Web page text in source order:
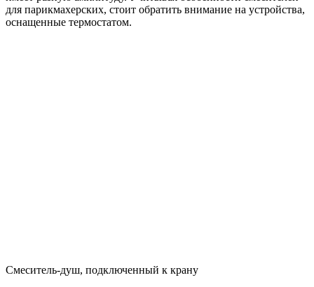
для парикмахерских, стоит обратить внимание на устройства,
оснащенные термостатом.
Смеситель-душ, подключенный к крану